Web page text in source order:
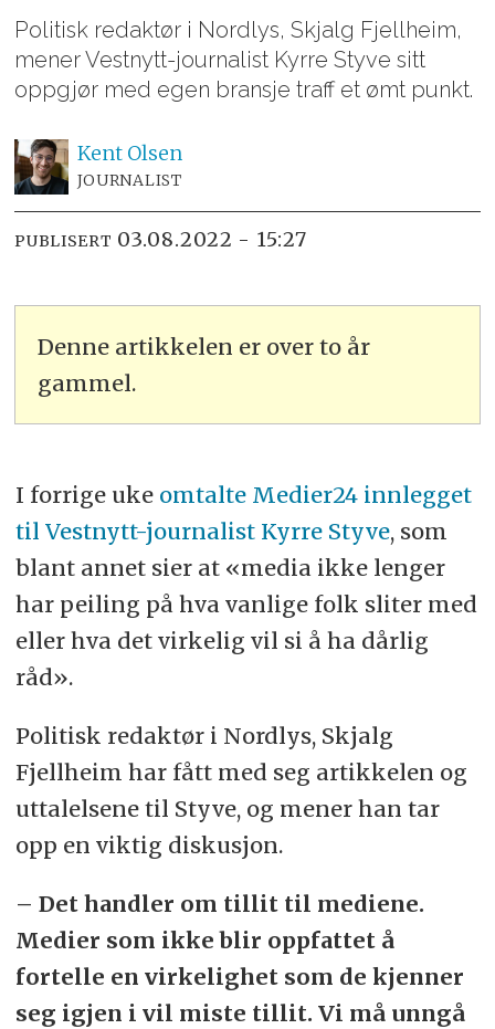
Politisk redaktør i Nordlys, Skjalg Fjellheim,
mener Vestnytt-journalist Kyrre Styve sitt
oppgjør med egen bransje traff et ømt punkt.
Kent Olsen
JOURNALIST
PUBLISERT 03.08.2022 - 15:27
Denne artikkelen er over to år
gammel.
I forrige uke omtalte Medier24 innlegget
til Vestnytt-journalist Kyrre Styve, som
blant annet sier at «media ikke lenger
har peiling på hva vanlige folk sliter med
eller hva det virkelig vil si å ha dårlig
råd».
Politisk redaktør i Nordlys, Skjalg
Fjellheim har fått med seg artikkelen og
uttalelsene til Styve, og mener han tar
opp en viktig diskusjon.
– Det handler om tillit til mediene.
Medier som ikke blir oppfattet å
fortelle en virkelighet som de kjenner
seg igjen i vil miste tillit. Vi må unngå